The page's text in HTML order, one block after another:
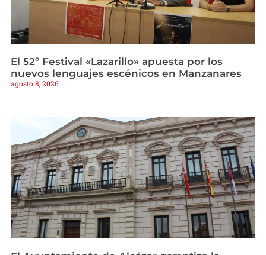
El 52º Festival «Lazarillo» apuesta por los
nuevos lenguajes escénicos en Manzanares
agosto 8, 2026